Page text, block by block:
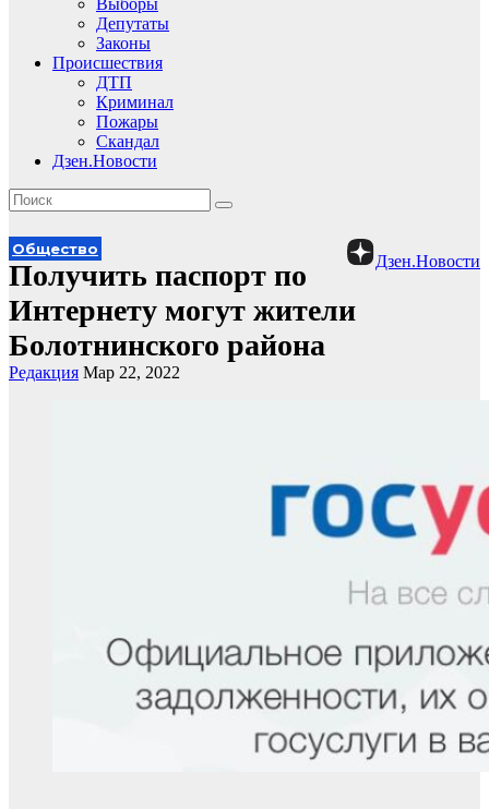
Выборы
Депутаты
Законы
Происшествия
ДТП
Криминал
Пожары
Скандал
Дзен.Новости
Дзен.Новости
Общество
Получить паспорт по
Интернету могут жители
Болотнинского района
Редакция Мар 22, 2022